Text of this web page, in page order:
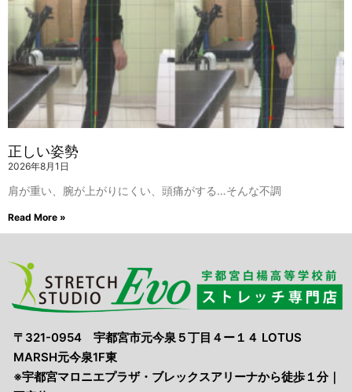
正しい姿勢
2026年8月1日
肩が重い、腕が上がりにくい、頭痛がする…そんな不調
Read More »
〒321-0954 宇都宮市元今泉５丁目４ー１４ LOTUS
MARSH元今泉1F東
※宇都宮マロニエプラザ・ブレックスアリーナから徒歩１分｜